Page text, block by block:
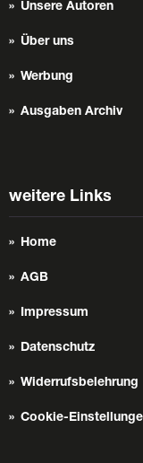
Unsere Autoren
Über uns
Werbung
Ausgaben Archiv
weitere Links
Home
AGB
Impressum
Datenschutz
Widerrufsbelehrung
Cookie-